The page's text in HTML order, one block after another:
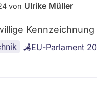
von Ulrike Müller
EU-Parlament